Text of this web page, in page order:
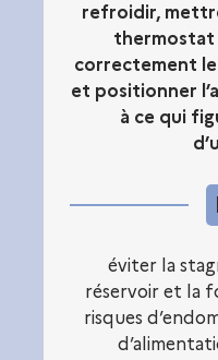
refroidir,
thermostat
correctement
et positionner
à ce qui
éviter la
réservoir et la
risques